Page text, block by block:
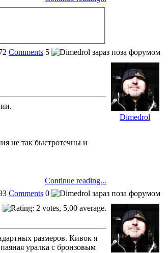
Comments 5
не так быстротечны и
Continue reading...
Dimedrol
Comments 0
размеров. Кивок я
уралка с бронзовым